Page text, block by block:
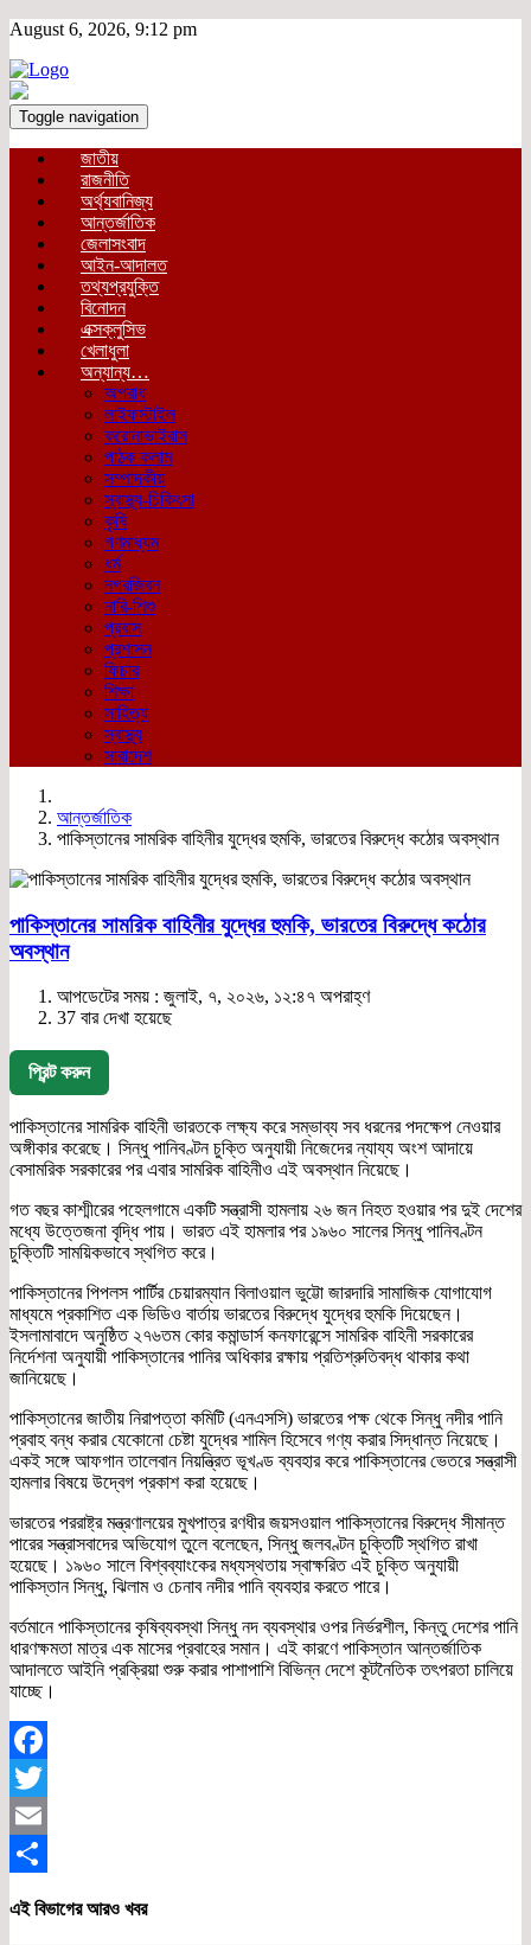
August 6, 2026, 9:12 pm
Toggle navigation
জাতীয়
রাজনীতি
অর্থ্যবানিজ্য
আন্তর্জাতিক
জেলাসংবাদ
আইন-আদালত
তথ্যপ্রযুক্তি
বিনোদন
এক্সক্লুসিভ
খেলাধুলা
অন্যান্য…
অপরাধ
লাইফস্টাইল
করোনাভাইরাস
পাঠক কলাম
সম্পাদকীয়
স্বাস্থ্য-চিকিৎসা
কৃষি
গণমাধ্যম
ধর্ম
নগরজিবন
নারি-শিশু
প্রবাস
প্রশাসন
ফিচার
শিক্ষা
সাহিত্য
স্বাস্থ্য
সারাদেশ
আন্তর্জাতিক
পাকিস্তানের সামরিক বাহিনীর যুদ্ধের হুমকি, ভারতের বিরুদ্ধে কঠোর অবস্থান
পাকিস্তানের সামরিক বাহিনীর যুদ্ধের হুমকি, ভারতের বিরুদ্ধে কঠোর
অবস্থান
আপডেটের সময় : জুলাই, ৭, ২০২৬, ১২:৪৭ অপরাহ্ণ
37 বার দেখা হয়েছে
প্রিন্ট করুন
পাকিস্তানের সামরিক বাহিনী ভারতকে লক্ষ্য করে সম্ভাব্য সব ধরনের পদক্ষেপ নেওয়ার
অঙ্গীকার করেছে। সিন্ধু পানিবণ্টন চুক্তি অনুযায়ী নিজেদের ন্যায্য অংশ আদায়ে
বেসামরিক সরকারের পর এবার সামরিক বাহিনীও এই অবস্থান নিয়েছে।
গত বছর কাশ্মীরের পহেলগামে একটি সন্ত্রাসী হামলায় ২৬ জন নিহত হওয়ার পর দুই দেশের
মধ্যে উত্তেজনা বৃদ্ধি পায়। ভারত এই হামলার পর ১৯৬০ সালের সিন্ধু পানিবণ্টন
চুক্তিটি সাময়িকভাবে স্থগিত করে।
পাকিস্তানের পিপলস পার্টির চেয়ারম্যান বিলাওয়াল ভুট্টো জারদারি সামাজিক যোগাযোগ
মাধ্যমে প্রকাশিত এক ভিডিও বার্তায় ভারতের বিরুদ্ধে যুদ্ধের হুমকি দিয়েছেন।
ইসলামাবাদে অনুষ্ঠিত ২৭৬তম কোর কমান্ডার্স কনফারেন্সে সামরিক বাহিনী সরকারের
নির্দেশনা অনুযায়ী পাকিস্তানের পানির অধিকার রক্ষায় প্রতিশ্রুতিবদ্ধ থাকার কথা
জানিয়েছে।
পাকিস্তানের জাতীয় নিরাপত্তা কমিটি (এনএসসি) ভারতের পক্ষ থেকে সিন্ধু নদীর পানি
প্রবাহ বন্ধ করার যেকোনো চেষ্টা যুদ্ধের শামিল হিসেবে গণ্য করার সিদ্ধান্ত নিয়েছে।
একই সঙ্গে আফগান তালেবান নিয়ন্ত্রিত ভূখণ্ড ব্যবহার করে পাকিস্তানের ভেতরে সন্ত্রাসী
হামলার বিষয়ে উদ্বেগ প্রকাশ করা হয়েছে।
ভারতের পররাষ্ট্র মন্ত্রণালয়ের মুখপাত্র রণধীর জয়সওয়াল পাকিস্তানের বিরুদ্ধে সীমান্ত
পারের সন্ত্রাসবাদের অভিযোগ তুলে বলেছেন, সিন্ধু জলবণ্টন চুক্তিটি স্থগিত রাখা
হয়েছে। ১৯৬০ সালে বিশ্বব্যাংকের মধ্যস্থতায় স্বাক্ষরিত এই চুক্তি অনুযায়ী
পাকিস্তান সিন্ধু, ঝিলাম ও চেনাব নদীর পানি ব্যবহার করতে পারে।
বর্তমানে পাকিস্তানের কৃষিব্যবস্থা সিন্ধু নদ ব্যবস্থার ওপর নির্ভরশীল, কিন্তু দেশের পানি
ধারণক্ষমতা মাত্র এক মাসের প্রবাহের সমান। এই কারণে পাকিস্তান আন্তর্জাতিক
আদালতে আইনি প্রক্রিয়া শুরু করার পাশাপাশি বিভিন্ন দেশে কূটনৈতিক তৎপরতা চালিয়ে
যাচ্ছে।
Facebook
Twitter
Email
এই বিভাগের আরও খবর